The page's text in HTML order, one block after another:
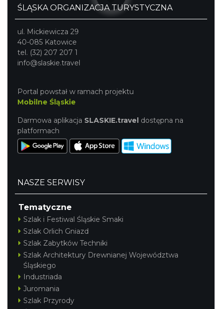
ŚLĄSKA ORGANIZACJA TURYSTYCZNA
ul. Mickiewicza 29
40-085 Katowice
tel. (32) 207 207 1
info@slaskie.travel
Portal powstał w ramach projektu
Mobilne Śląskie
Darmowa aplikacja SLASKIE.travel dostępna na
platformach
NASZE SERWISY
Tematyczne
Szlak i Festiwal Śląskie Smaki
Szlak Orlich Gniazd
Szlak Zabytków Techniki
Szlak Architektury Drewnianej Województwa
Śląskiego
Industriada
Juromania
Szlak Przyrody